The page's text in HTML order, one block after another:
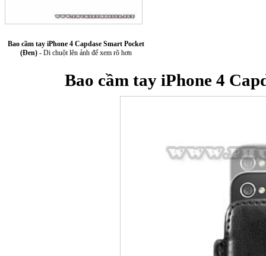
Bao da samsung
Bao cầm tay iPhone 4 Capdase Smart Pocket
(Đen) - Di chuột lên ảnh để xem rõ hơn
Bao cầm tay iPhone 4